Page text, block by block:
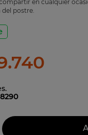
en cualquier
postre.
.740